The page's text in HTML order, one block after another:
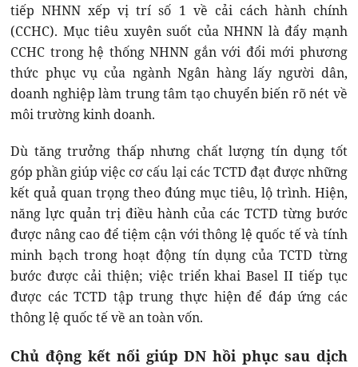
tiếp NHNN xếp vị trí số 1 về cải cách hành chính
(CCHC). Mục tiêu xuyên suốt của NHNN là đẩy mạnh
CCHC trong hệ thống NHNN gắn với đổi mới phương
thức phục vụ của ngành Ngân hàng lấy người dân,
doanh nghiệp làm trung tâm tạo chuyển biến rõ nét về
môi trường kinh doanh.
Dù tăng trưởng thấp nhưng chất lượng tín dụng tốt
góp phần giúp việc cơ cấu lại các TCTD đạt được những
kết quả quan trọng theo đúng mục tiêu, lộ trình. Hiện,
năng lực quản trị điều hành của các TCTD từng bước
được nâng cao để tiệm cận với thông lệ quốc tế và tính
minh bạch trong hoạt động tín dụng của TCTD từng
bước được cải thiện; việc triển khai Basel II tiếp tục
được các TCTD tập trung thực hiện để đáp ứng các
thông lệ quốc tế về an toàn vốn.
Chủ động kết nối giúp DN hồi phục sau dịch